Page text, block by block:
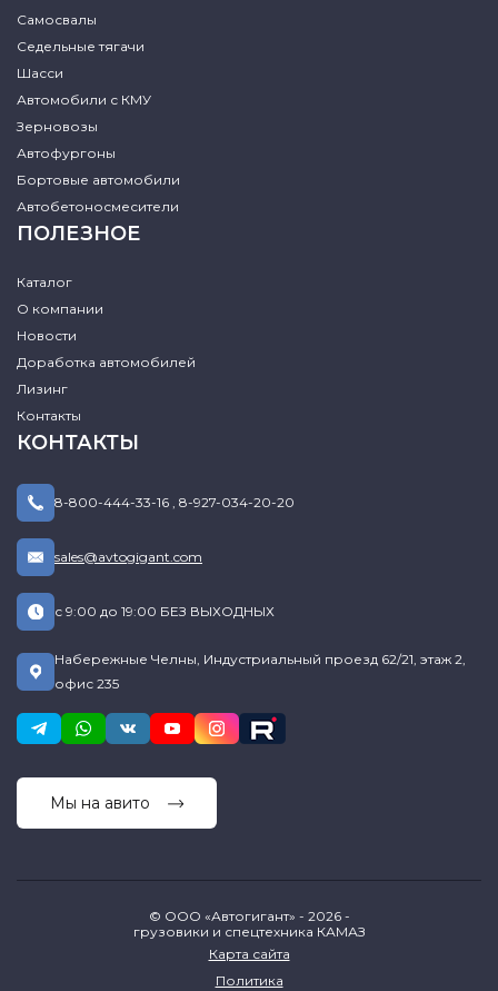
Самосвалы
Седельные тягачи
Шасси
Автомобили с КМУ
Зерновозы
Автофургоны
Бортовые автомобили
Автобетоносмесители
ПОЛЕЗНОЕ
Каталог
О компании
Новости
Доработка автомобилей
Лизинг
Контакты
КОНТАКТЫ
8-800-444-33-16 , 8-927-034-20-20
sales@avtogigant.com
с 9:00 до 19:00 БЕЗ ВЫХОДНЫХ
Набережные Челны, Индустриальный проезд 62/21, этаж 2,
офис 235
Мы на авито
© ООО «Автогигант» - 2026 -
грузовики и спецтехника КАМАЗ
Карта сайта
Политика